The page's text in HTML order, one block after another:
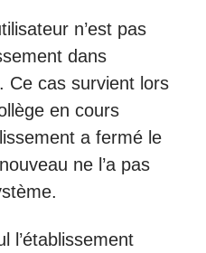
n’est pas
dans
Ce cas survient lors
en cours
a fermé le
ne l’a pas
l’établissement